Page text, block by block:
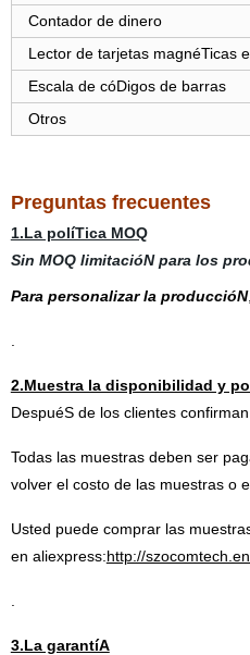
Contador de dinero
Lector de tarjetas magnéTicas
Escala de cóDigos de barras
Otros
Preguntas frecuentes
1.La políTica MOQ
Sin MOQ limitacióN para los
Para personalizar la produccióN
2.Muestra la disponibilidad y
DespuéS de los clientes
Todas las muestras deben ser
volver el costo de las muestras o
Usted puede comprar las
en aliexpress:http://
3.La garantíA